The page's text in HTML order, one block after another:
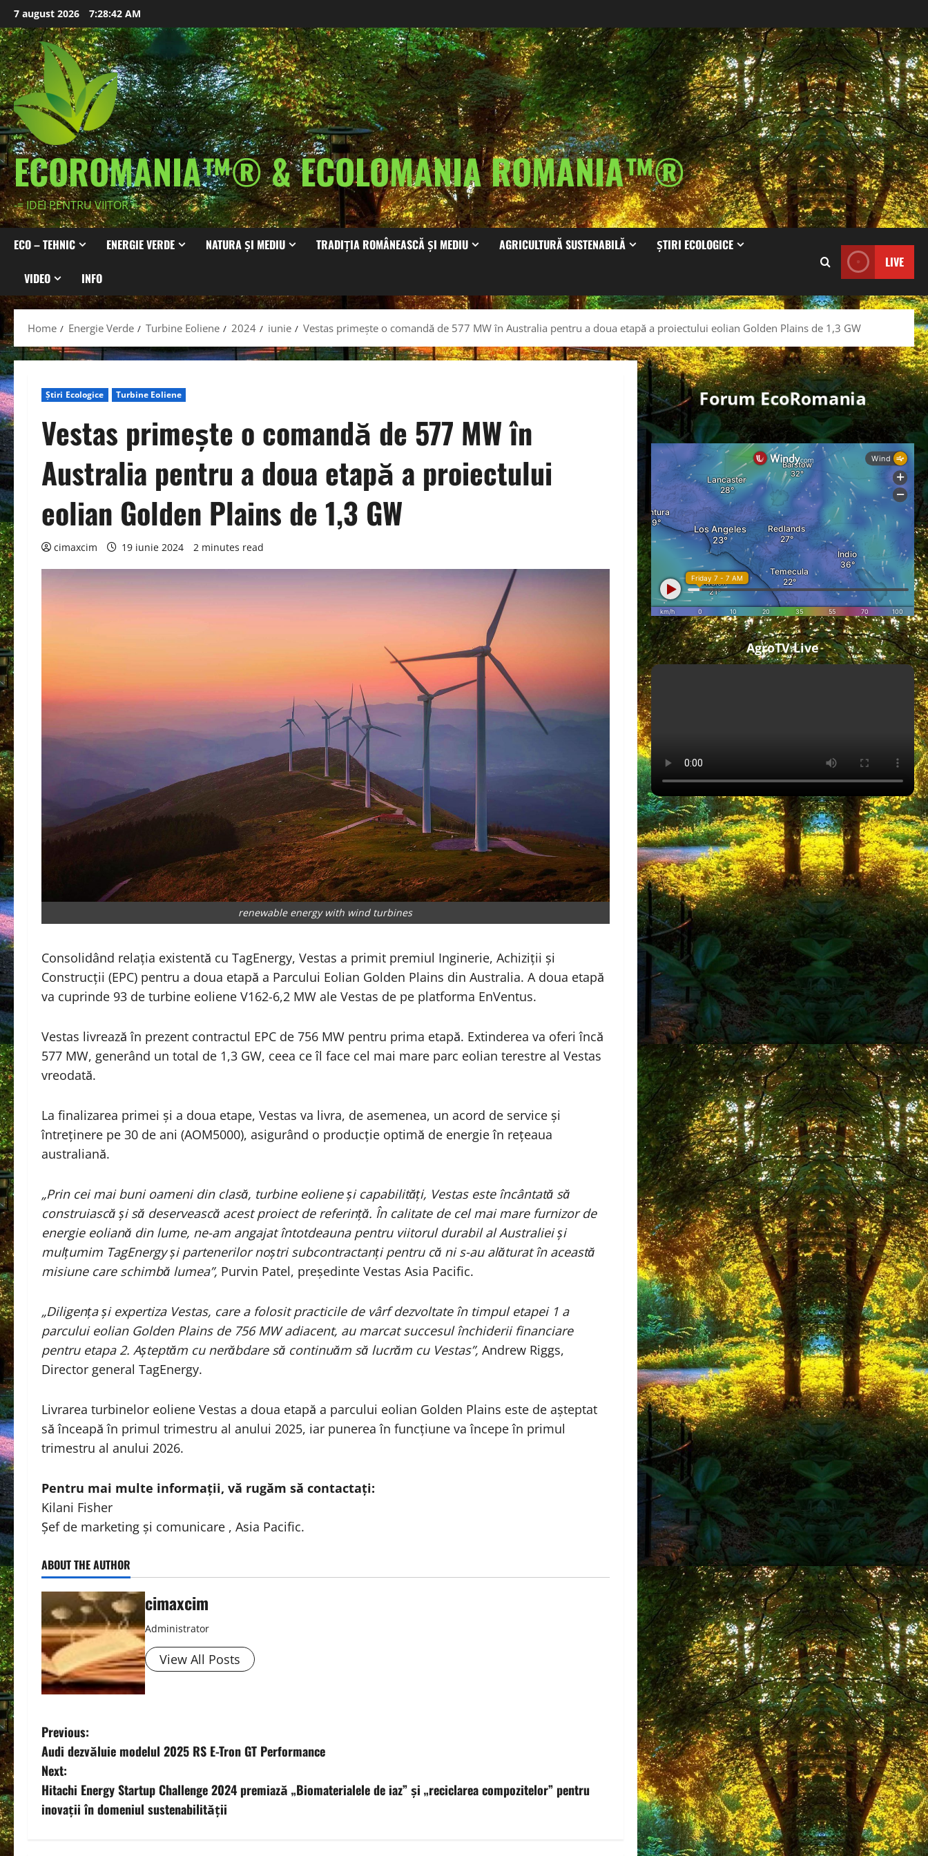
Skip
to
content
7 august 2026 7:28:44 AM
ECOROMANIA™® & ECOLOMANIA ROMANIA™®
-= IDEI PENTRU VIITOR =-
ECO – TEHNIC ENERGIE VERDE NATURA ȘI MEDIU TRADIȚIA ROMÂNEASCĂ ȘI MEDIU AGRICULTURĂ SUSTENABILĂ ȘTIRI ECOLOGICE
VIDEO INFO
LIVE
Home Energie Verde Turbine Eoliene 2024 iunie Vestas primește o comandă de 577 MW în Australia pentru a doua etapă a proiectului eolian Golden Plains de 1,3 GW
Știri Ecologice Turbine Eoliene
Vestas primește o comandă de 577 MW în
Australia pentru a doua etapă a proiectului
eolian Golden Plains de 1,3 GW
cimaxcim 19 iunie 2024 2 minutes read
renewable energy with wind turbines
Consolidând relația existentă cu TagEnergy, Vestas a primit premiul Inginerie, Achiziții și
Construcții (EPC) pentru a doua etapă a Parcului Eolian Golden Plains din Australia. A doua etapă
va cuprinde 93 de turbine eoliene V162-6,2 MW ale Vestas de pe platforma EnVentus.
Vestas livrează în prezent contractul EPC de 756 MW pentru prima etapă. Extinderea va oferi încă
577 MW, generând un total de 1,3 GW, ceea ce îl face cel mai mare parc eolian terestre al Vestas
vreodată.
La finalizarea primei și a doua etape, Vestas va livra, de asemenea, un acord de service și
întreținere pe 30 de ani (AOM5000), asigurând o producție optimă de energie în rețeaua
australiană.
„Prin cei mai buni oameni din clasă, turbine eoliene și capabilități, Vestas este încântată să
construiască și să deservească acest proiect de referință. În calitate de cel mai mare furnizor de
energie eoliană din lume, ne-am angajat întotdeauna pentru viitorul durabil al Australiei și
mulțumim TagEnergy și partenerilor noștri subcontractanți pentru că ni s-au alăturat în această
misiune care schimbă lumea”, Purvin Patel, președinte Vestas Asia Pacific.
„Diligența și expertiza Vestas, care a folosit practicile de vârf dezvoltate în timpul etapei 1 a
parcului eolian Golden Plains de 756 MW adiacent, au marcat succesul închiderii financiare
pentru etapa 2. Așteptăm cu nerăbdare să continuăm să lucrăm cu Vestas”, Andrew Riggs,
Director general TagEnergy.
Livrarea turbinelor eoliene Vestas a doua etapă a parcului eolian Golden Plains este de așteptat
să înceapă în primul trimestru al anului 2025, iar punerea în funcțiune va începe în primul
trimestru al anului 2026.
Pentru mai multe informații, vă rugăm să contactați:
Kilani Fisher
Șef de marketing și comunicare , Asia Pacific.
ABOUT THE AUTHOR
cimaxcim
Administrator
View All Posts
P
o
s
t
Previous:
Audi dezvăluie modelul 2025 RS E-Tron GT Performance
Next:
Hitachi Energy Startup Challenge 2024 premiază „Biomaterialele de iaz” și „reciclarea compozitelor” pentru
inovații în domeniul sustenabilității
Forum EcoRomania
AgroTV Live